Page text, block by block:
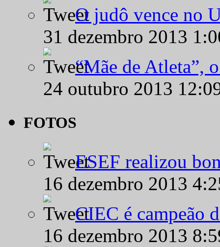
O judô vence no
31 dezembro 2013
“Mãe de Atleta”,
24 outubro 2013
FOTOS
ESEF realizou
16 dezembro 2013
CIEC é campeão
16 dezembro 2013